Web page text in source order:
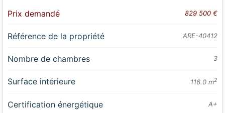
Prix demandé 829 500 €
Référence de la propriété ARE-40412
Nombre de chambres 3
Surface intérieure 116.0 m2
Certification énergétique A+